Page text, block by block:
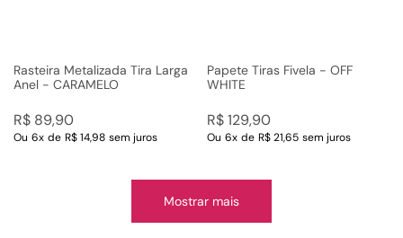
Rasteira Metalizada Tira Larga
Anel - CARAMELO
R$ 89,90
Ou 6x de R$ 14,98 sem juros
Papete Tiras Fivela - OFF
WHITE
R$129,90
Ou 6x de R$ 21,65 sem juros
Mostrar mais